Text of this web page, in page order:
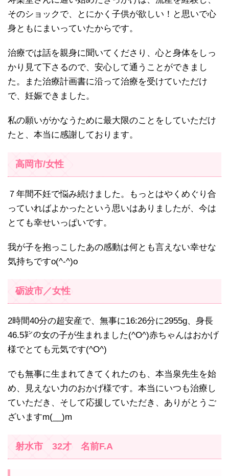
そのショックで、とにかく子供が欲しい！と思いで心
身ともにまいっていたからです。
治療では話を親身に聞いてくださり、心と身体をしっ
かり見て下さるので、安心して通うことができまし
た。また治療計画書に沿って治療を受けていただけ
で、妊娠できました。
私の願いがかなうために最大限のことをしていただけ
たと、本当に感謝しております。
高岡市/女性
７年間不妊で悩み続けました。もっとはやくめぐり合
っていればよかったという思いはありましたが、今は
とても幸せいっぱいです。
我が子を抱っこしたあの感動は何とも言えない幸せな
気持ちですo(^-^)o
砺波市／女性
2時間40分の超安産で、無事に16:26分に2955g、身長
46.5㌢の女の子が生まれました(^O^)赤ちゃんはおかげ
様でとても元気です(^O^)
でも無事に生まれてきてくれたのも、本当泉先生を始
め、見えない力のおかげ様です。本当にいつも治療し
ていただき、そして応援していただき、ありがとうご
ざいますm(__)m
射水市 32才 名前F.A